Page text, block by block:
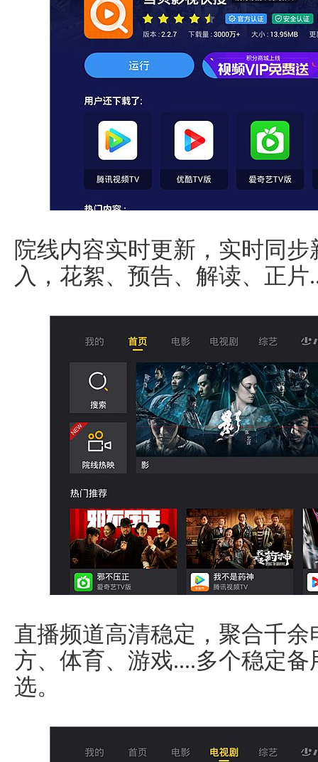
院线内容实时更新，实时同
入，花絮、预告、解读、正
直播频道高清稳定，聚合千
方、体育、游戏....多个稳定
选。